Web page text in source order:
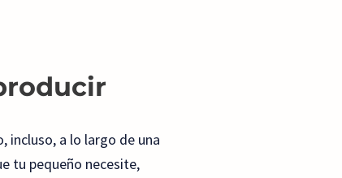
incluso, a lo largo de una
tu pequeño necesite,